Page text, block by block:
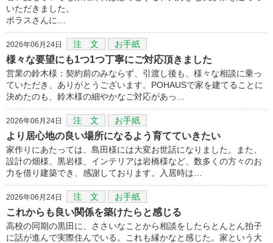
いただきました。
ポラスさんに…
2026年06月24日 注 文 お手紙
様々な要望にも1つ1つ丁寧にご対応頂きました
営業の鈴木様：契約前のみならず、引渡し後も、様々な相談に乗っ
ていただき、ありがとうございます。POHAUSで家を建てることに
決めたのも、鈴木様の細やかなご対応があっ…
2026年06月24日 注 文 お手紙
より居心地の良い場所になるよう育てていきたい
家作りにあたっては、島田様には大変お世話になりました。また、
設計の畑様、黒岩様、インテリアは岩橋様など、数多くの方々のお
力を借り建築でき、感謝しております。入居時は…
2026年06月24日 注 文 お手紙
これからも良い関係を築けたらと感じる
高校の同期の黒田に、ささいなことから相談をしたらとんとん拍子
に話が進んで実際住んでいる。これも縁かなと感じた。家という大